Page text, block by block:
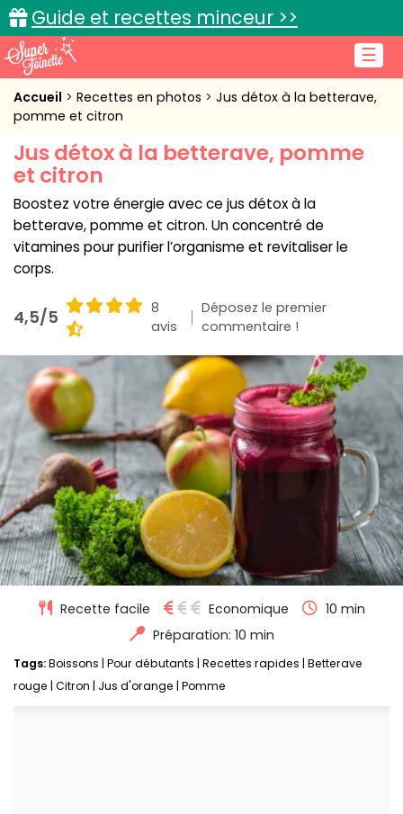
☰
Guide et recettes minceur >>
Accueil
Cuisine pratique
L'actu cuisine
Connexion
Accueil Recettes en photos
Jus détox à la betterave,
pomme et citron
Jus détox à la betterave, pomme
et citron
Boostez votre énergie avec ce jus détox à la
betterave, pomme et citron. Un concentré de
vitamines pour purifier l’organisme et revitaliser le
corps.
4,5/5
8
avis
Déposez le premier
commentaire !
Recette facile Economique
10 min
Préparation: 10 min
Tags:Boissons Pour débutants Recettes rapides Betterave
rouge Citron Jus d'orange Pomme